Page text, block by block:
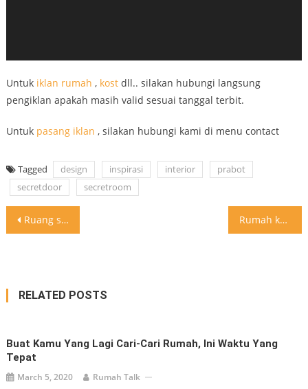
Untuk iklan rumah , kostdll.. silakan hubungi langsung
pengiklan apakah masih valid sesuai tanggal terbit.
Untuk pasang iklan , silakan hubungi kami di menu contact
Tagged design inspirasi interior
prabot
secretdoor
secretroom
Post
Ruang sembunyi/rshasia secret door/ secret room Rumah kecil? Beginilah hemat spacenya… bisa menjadi inspirasi buat anda
RELATED POSTS
Buat Kamu Yang Lagi Cari-Cari Rumah, Ini Waktu Yang
Tepat
March 5, 2020 Rumah Talk